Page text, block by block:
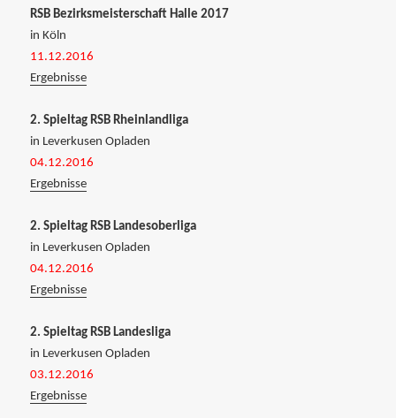
RSB Bezirksmeisterschaft Halle 2017
in Köln
11.12.2016
Ergebnisse
2. Spieltag RSB Rheinlandliga
in Leverkusen Opladen
04.12.2016
Ergebnisse
2. Spieltag RSB Landesoberliga
in Leverkusen Opladen
04.12.2016
Ergebnisse
2. Spieltag RSB Landesliga
in Leverkusen Opladen
03.12.2016
Ergebnisse